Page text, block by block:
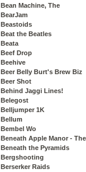
Bean Machine, The
BearJam
Beastoids
Beat the Beatles
Beata
Beef Drop
Beehive
Beer Belly Burt's Brew Biz
Beer Shot
Behind Jaggi Lines!
Belegost
Belljumper 1K
Bellum
Bembel Wo
Beneath Apple Manor -
Beneath the Pyramids
Bergshooting
Berserker Raids